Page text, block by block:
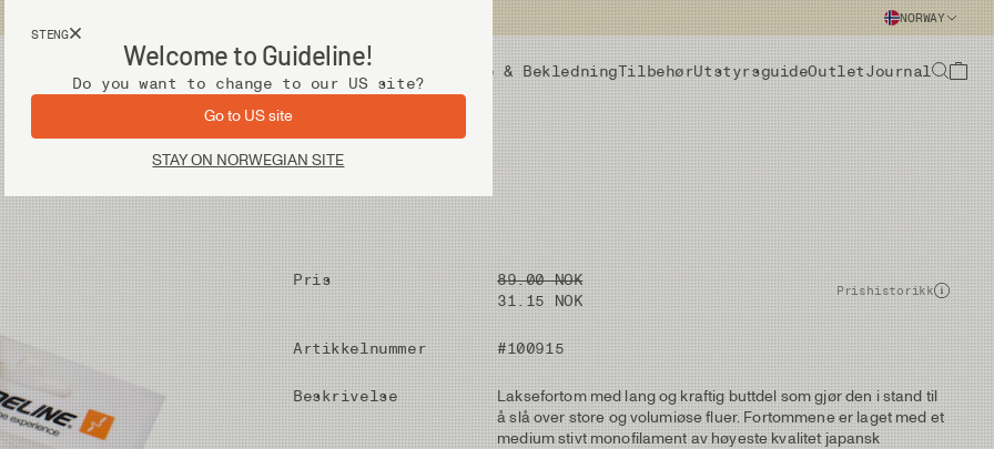
STENG
Welcome to Guideline!
Do you want to change to our US site?
Go to US site
STAY ON NORWEGIAN SITE
NORWAY
Vadere & BekledningTilbehørUtstyrsguideOutletJournal
Pris
89.00 NOK
31.15 NOK
Prishistorikk
Artikkelnummer #100915
Beskrivelse
Laksefortom med lang og kraftig buttdel som gjør den i stand til
å slå over store og volumiøse fluer. Fortommene er laget med et
medium stivt monofilament av høyeste kvalitet japansk